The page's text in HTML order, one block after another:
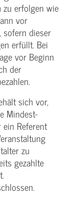
erfolgen wie
vor
sofern dieser
erfüllt. Bei
vor Beginn
der
sich vor,
Mindest­
Referent
zu
gezahlte